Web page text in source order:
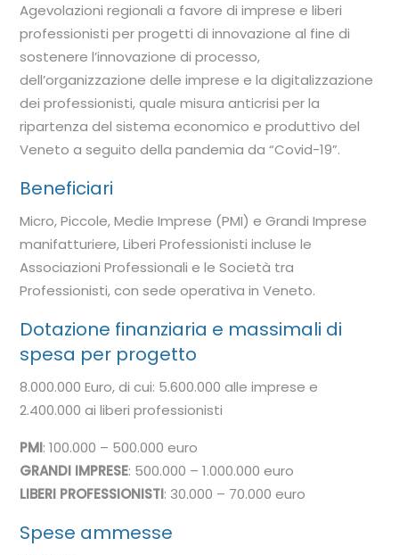
Agevolazioni regionali a favore di imprese e liberi
professionisti per progetti di innovazione al fine di
sostenere l’innovazione di processo,
dell’organizzazione delle imprese e la digitalizzazione
dei professionisti, quale misura anticrisi per la
ripartenza del sistema economico e produttivo del
Veneto a seguito della pandemia da “Covid-19”.
Beneficiari
Micro, Piccole, Medie Imprese (PMI) e Grandi Imprese
manifatturiere, Liberi Professionisti incluse le
Associazioni Professionali e le Società tra
Professionisti, con sede operativa in Veneto.
Dotazione finanziaria e massimali di
spesa per progetto
8.000.000 Euro, di cui: 5.600.000 alle imprese e
2.400.000 ai liberi professionisti
PMI: 100.000 – 500.000 euro
GRANDI IMPRESE: 500.000 – 1.000.000 euro
LIBERI PROFESSIONISTI: 30.000 – 70.000 euro
Spese ammesse